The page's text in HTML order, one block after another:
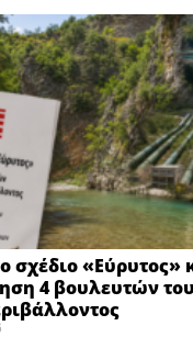
σχέδιο «Εύρυτος»
4 βουλευτών